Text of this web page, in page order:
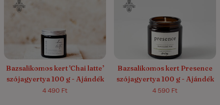
Bazsalikomos kert 'Chai latte’
szójagyertya 100 g - Ajándék
4 490 Ft
Bazsalikomos kert Presence
szójagyertya 100 g - Ajándék
4 590 Ft